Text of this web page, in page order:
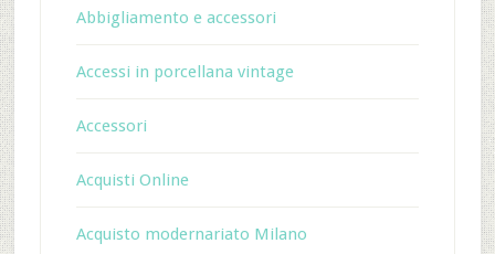
Abbigliamento e accessori
Accessi in porcellana vintage
Accessori
Acquisti Online
Acquisto modernariato Milano